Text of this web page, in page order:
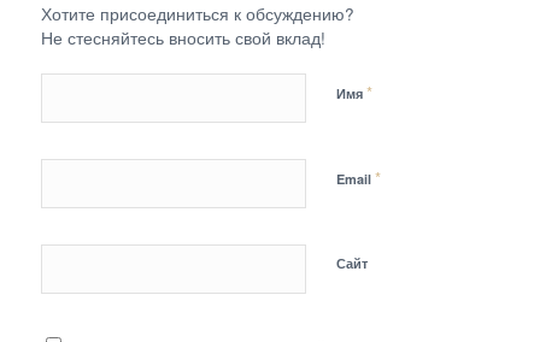
Хотите присоединиться к обсуждению?
Не стесняйтесь вносить свой вклад!
Имя *
Email *
Сайт